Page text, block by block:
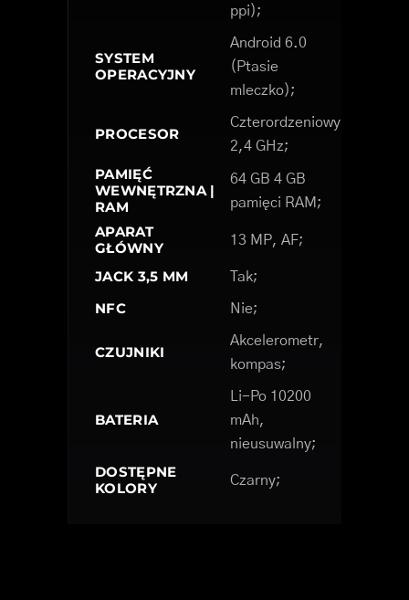
ppi);
SYSTEM
OPERACYJNY
Android 6.0
(Ptasie
mleczko);
PROCESOR
Czterordzeniowy
2,4 GHz;
PAMIĘĆ
WEWNĘTRZNA |
RAM
64 GB 4 GB
pamięci RAM;
APARAT
GŁÓWNY
13 MP, AF;
JACK 3,5 MM Tak;
NFC Nie;
CZUJNIKI
Akcelerometr,
kompas;
BATERIA
Li-Po 10200
mAh,
nieusuwalny;
DOSTĘPNE
KOLORY
Czarny;